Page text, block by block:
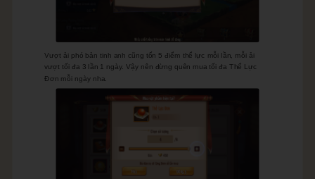
Vượt ải phó bản tinh anh cũng tốn 5 điểm thể lực mỗi lần, mỗi ải
vượt tối đa 3 lần 1 ngày. Vậy nên đừng quên mua tối đa Thể Lực
Đơn mỗi ngày nha.